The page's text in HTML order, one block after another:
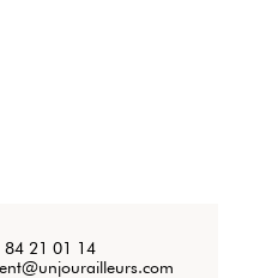
84 21 01 14